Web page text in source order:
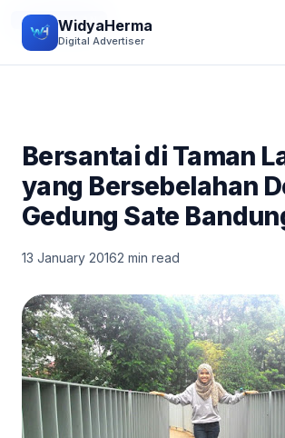
WidyaHerma
Digital Advertiser
JALAN-JALAN
Bersantai di Taman
yang Bersebelahan
Gedung Sate
13 January 20162 min read